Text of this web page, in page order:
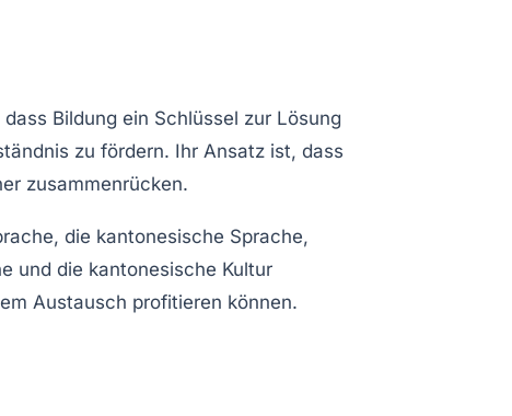
Bildung ein Schlüssel zur Lösung
zu fördern. Ihr Ansatz ist, dass
zusammenrücken.
die kantonesische Sprache,
und die kantonesische Kultur
Austausch profitieren können.